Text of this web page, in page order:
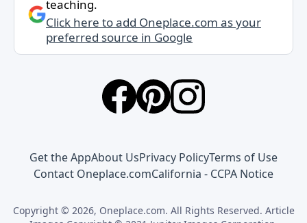
teaching.
Click here to add Oneplace.com as your
preferred source in Google
Get the AppAbout UsPrivacy PolicyTerms of Use
Contact Oneplace.comCalifornia - CCPA Notice
Copyright © 2026, Oneplace.com. All Rights Reserved. Article